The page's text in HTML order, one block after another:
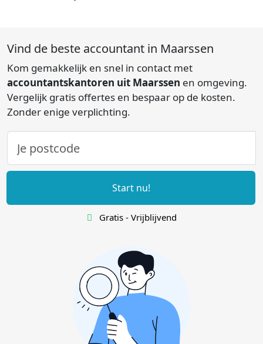
Vind de beste accountant in Maarssen
Kom gemakkelijk en snel in contact met
accountantskantoren uit Maarssen en omgeving.
Vergelijk gratis offertes en bespaar op de kosten.
Zonder enige verplichting.
Start nu!
Gratis - Vrijblijvend